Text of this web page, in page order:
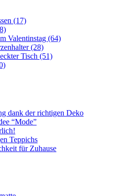
(17)
Valentinstag (64)
(28)
Tisch (51)
dank der richtigen Deko
“Mode”
Teppichs
für Zuhause